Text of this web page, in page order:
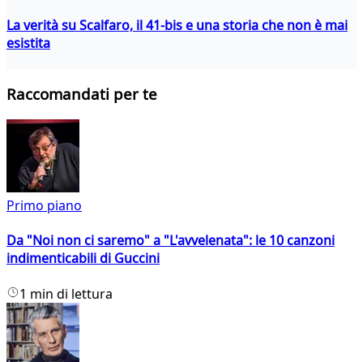
La verità su Scalfaro, il 41-bis e una storia che non è mai
esistita
Raccomandati per te
Primo piano
Da "Noi non ci saremo" a "L'avvelenata": le 10 canzoni
indimenticabili di Guccini
1 min di lettura